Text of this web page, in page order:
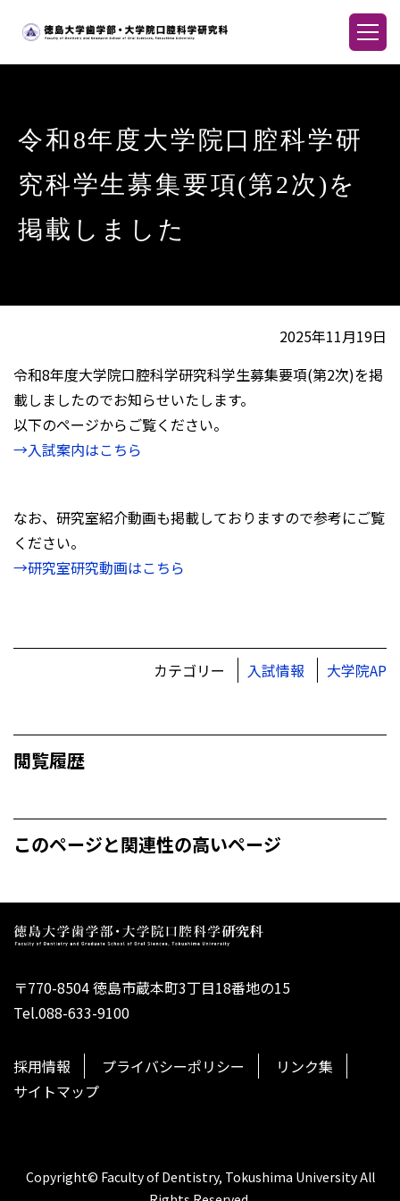
令和8年度⼤学院⼝腔科学研
究科学⽣募集要項(第2次)を
掲載しました
2025年11月19日
令和8年度大学院口腔科学研究科学生募集要項(第2次)を掲
載しましたのでお知らせいたします。
以下のページからご覧ください。
→入試案内はこちら
なお、研究室紹介動画も掲載しておりますので参考にご覧
ください。
→研究室研究動画はこちら
カテゴリー 入試情報 大学院AP
閲覧履歴
このページと関連性の高いページ
〒770-8504 徳島市蔵本町3丁目18番地の15
Tel.088-633-9100
採用情報 プライバシーポリシー
リンク集
サイトマップ
Copyright© Faculty of Dentistry, Tokushima University All